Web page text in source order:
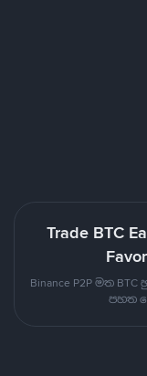
Trade BTC
Binance P2P මත
පහත